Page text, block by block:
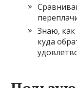
Знаю,
куда